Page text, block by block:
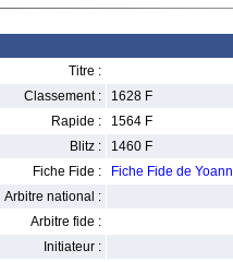
Titre :
Classement :
1628 F
Rapide :
1564 F
Blitz :
1460 F
Fiche Fide :
Fiche Fide de
Arbitre national :
Arbitre fide :
Initiateur :